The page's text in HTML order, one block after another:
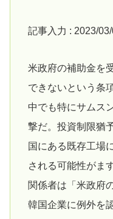
記事入力 : 2023/
米政府の補助金を
できないという条
中でも特にサムス
撃だ。投資制限猶
国にある既存工場
される可能性がま
関係者は「米政府
韓国企業に例外を